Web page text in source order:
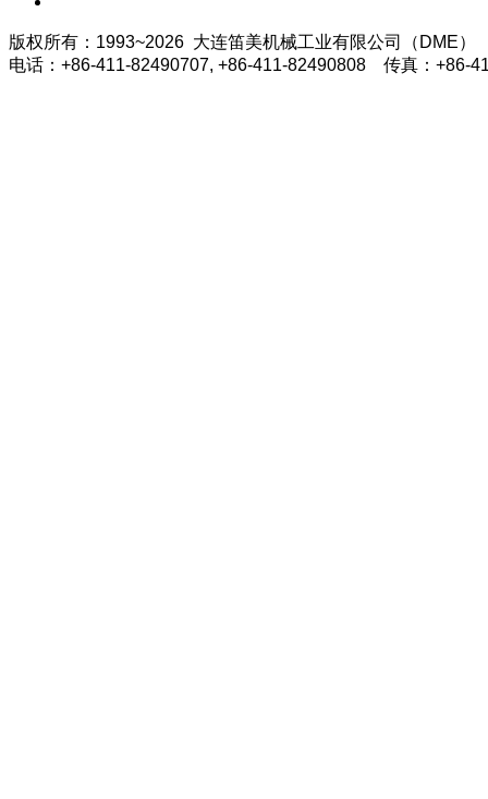
版权所有：1993~2026 大连笛美机械工业有限公司（DME）
电话：+86-411-82490707, +86-411-82490808 传真：+86-